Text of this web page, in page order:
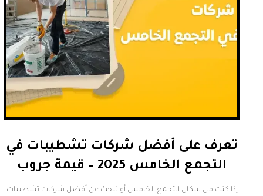
تعرف على أفضل شركات تشطيبات في
التجمع الخامس 2025 – قيمة جروب
إذا كنت من سكان التجمع الخامس أو تبحث عن أفضل شركات تشطيبات